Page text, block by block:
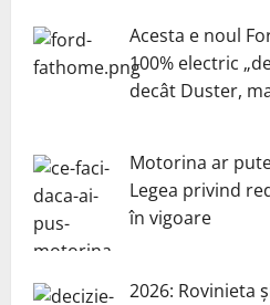
Acesta e noul
100% electric
decât Duster,
Motorina ar
Legea privind
în vigoare
2026: Rovinieta